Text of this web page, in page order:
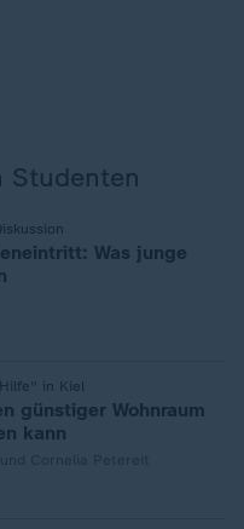
Studenten
Was junge
in Kiel
günstiger Wohnraum
kann